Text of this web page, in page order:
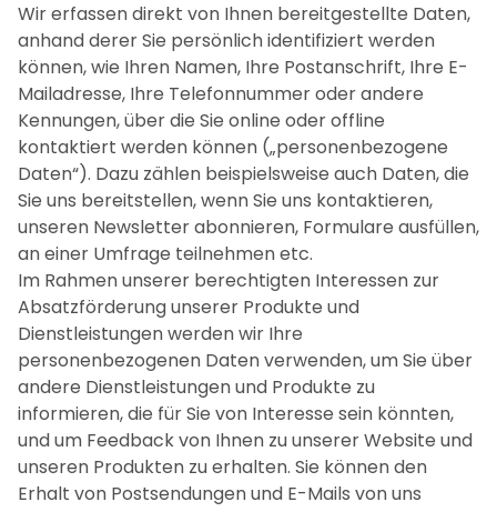
Wir erfassen direkt von Ihnen bereitgestellte Daten,
anhand derer Sie persönlich identifiziert werden
können, wie Ihren Namen, Ihre Postanschrift, Ihre E-
Mailadresse, Ihre Telefonnummer oder andere
Kennungen, über die Sie online oder offline
kontaktiert werden können („personenbezogene
Daten“). Dazu zählen beispielsweise auch Daten, die
Sie uns bereitstellen, wenn Sie uns kontaktieren,
unseren Newsletter abonnieren, Formulare ausfüllen,
an einer Umfrage teilnehmen etc.
Im Rahmen unserer berechtigten Interessen zur
Absatzförderung unserer Produkte und
Dienstleistungen werden wir Ihre
personenbezogenen Daten verwenden, um Sie über
andere Dienstleistungen und Produkte zu
informieren, die für Sie von Interesse sein könnten,
und um Feedback von Ihnen zu unserer Website und
unseren Produkten zu erhalten. Sie können den
Erhalt von Postsendungen und E-Mails von uns